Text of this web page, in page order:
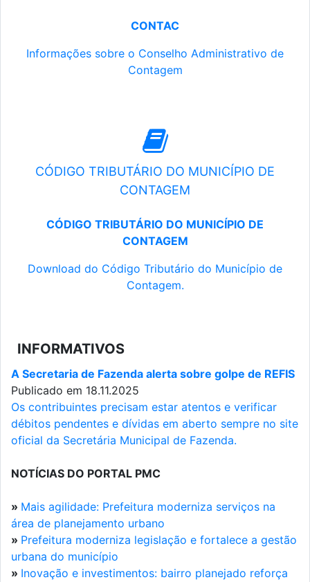
CONTAC
Informações sobre o Conselho Administrativo de
Contagem
CÓDIGO TRIBUTÁRIO DO MUNICÍPIO DE
CONTAGEM
CÓDIGO TRIBUTÁRIO DO MUNICÍPIO DE
CONTAGEM
Download do Código Tributário do Município de
Contagem.
INFORMATIVOS
A Secretaria de Fazenda alerta sobre golpe de REFIS
Publicado em 18.11.2025
Os contribuintes precisam estar atentos e verificar
débitos pendentes e dívidas em aberto sempre no site
oficial da Secretária Municipal de Fazenda.
NOTÍCIAS DO PORTAL PMC
» Mais agilidade: Prefeitura moderniza serviços na
área de planejamento urbano
» Prefeitura moderniza legislação e fortalece a gestão
urbana do município
» Inovação e investimentos: bairro planejado reforça